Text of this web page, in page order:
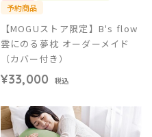
予約商品
【MOGUストア限定】B's flow
雲にのる夢枕 オーダーメイド
（カバー付き）
¥33,000 税込